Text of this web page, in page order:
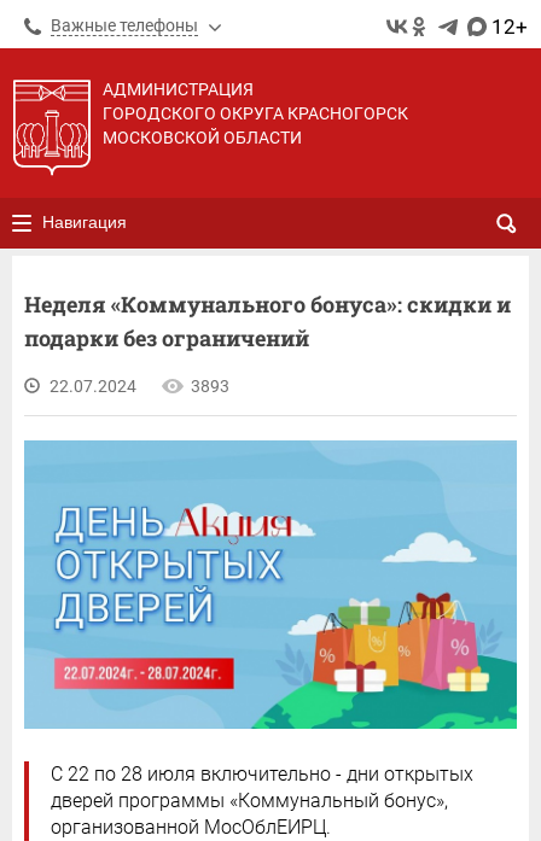
Важные телефоны 12+
АДМИНИСТРАЦИЯ
ГОРОДСКОГО ОКРУГА КРАСНОГОРСК
МОСКОВСКОЙ ОБЛАСТИ
Навигация
Неделя «Коммунального бонуса»: скидки и
подарки без ограничений
22.07.2024 3893
С 22 по 28 июля включительно - дни открытых
дверей программы «Коммунальный бонус»,
организованной МосОблЕИРЦ.